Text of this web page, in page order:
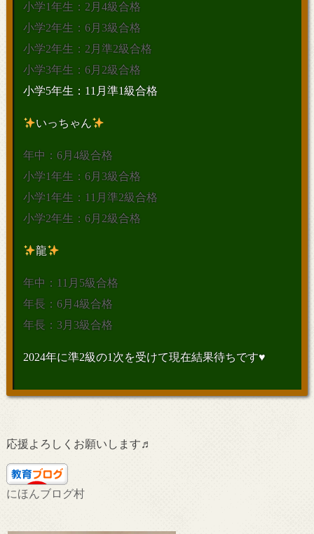
小学1年生：2月4級合格
小学2年生：6月3級合格
小学2年生：2月準2級合格
小学3年生：6月2級合格
小学5年生：11月準1級合格
いっちゃん
年中：6月4級合格
小学1年生：6月3級合格
小学1年生：11月準2級合格
小学2年生：6月2級合格
龍
年中：11月5級合格
年長：6月4級合格
年長：3月3級合格
2024年に準2級の1次を受けて現在結果待ちです♥
応援よろしくお願いします♬
にほんブログ村